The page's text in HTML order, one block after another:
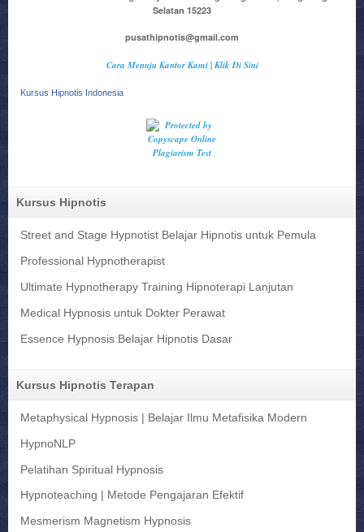
Selatan 15223
pusathipnotis@gmail.com
Cara Menuju Kantor Kami | Klik Di Sini
Kursus Hipnotis Indonesia
Kursus Hipnotis
Street and Stage Hypnotist Belajar Hipnotis untuk Pemula
Professional Hypnotherapist
Ultimate Hypnotherapy Training Hipnoterapi Lanjutan
Medical Hypnosis untuk Dokter Perawat
Essence Hypnosis Belajar Hipnotis Dasar
Kursus Hipnotis Terapan
Metaphysical Hypnosis | Belajar Ilmu Metafisika Modern
HypnoNLP
Pelatihan Spiritual Hypnosis
Hypnoteaching | Metode Pengajaran Efektif
Mesmerism Magnetism Hypnosis